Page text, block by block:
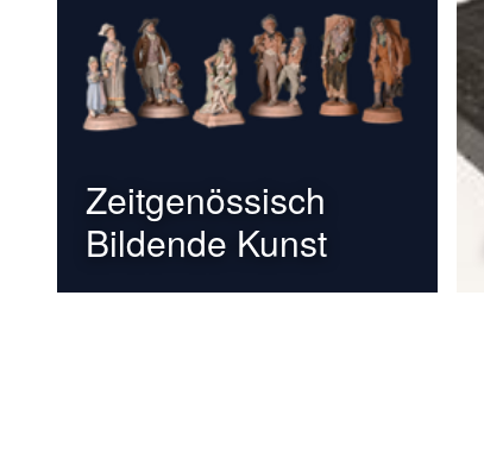
Zeitgenössisch
Bildende Kunst